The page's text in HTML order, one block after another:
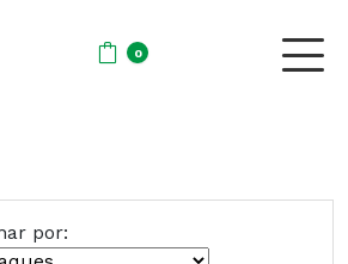
0
por: